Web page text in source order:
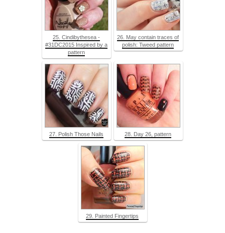
25. Cindibythesea -
#31DC2015 Inspired by a
pattern
26. May contain traces of
polish: Tweed pattern
27. Polish Those Nails 28. Day 26, pattern
29. Painted Fingertips